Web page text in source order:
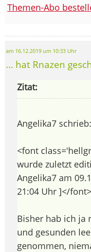
Themen-Abo
am 16.12.2019 um 10:33 Uhr
... hat Rnazen
Zitat:
Angelika7 schrieb:
<font
wurde zuletzt
Angelika7 am
21:04 Uhr ]</font>
Bisher hab ich ja
und gesunden
genommen,